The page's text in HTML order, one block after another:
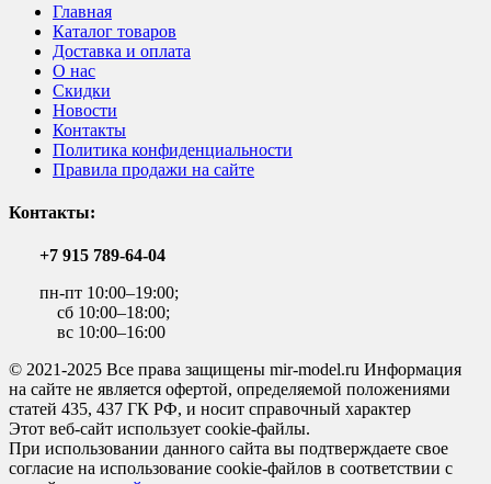
Главная
Каталог товаров
Доставка и оплата
О нас
Скидки
Новости
Контакты
Политика конфиденциальности
Правила продажи на сайте
Контакты:
+7 915 789-64-04
пн-пт 10:00–19:00;
сб 10:00–18:00;
вс 10:00–16:00
© 2021-2025 Все права защищены mir-model.ru Информация
на сайте не является офертой, определяемой положениями
статей 435, 437 ГК РФ, и носит справочный характер
Этот веб-сайт использует cookie-файлы.
При использовании данного сайта вы подтверждаете свое
согласие на использование cookie-файлов в соответствии с